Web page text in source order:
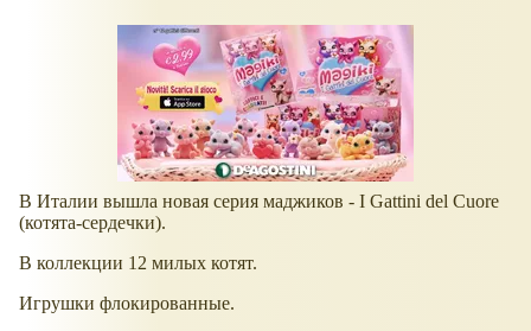
В Италии вышла новая серия маджиков - I Gattini del Cuore
(котята-сердечки).
В коллекции 12 милых котят.
Игрушки флокированные.